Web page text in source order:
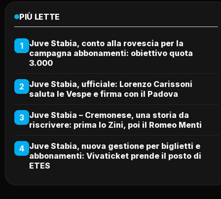
PIÙ LETTE
1
Juve Stabia, conto alla rovescia per la
campagna abbonamenti: obiettivo quota
3.000
2 Juve Stabia, ufficiale: Lorenzo Carissoni
saluta le Vespe e firma con il Padova
3 Juve Stabia – Cremonese, una storia da
riscrivere: prima lo Zini, poi il Romeo Menti
4 Juve Stabia, nuova gestione per biglietti e
abbonamenti: Vivaticket prende il posto di
ETES